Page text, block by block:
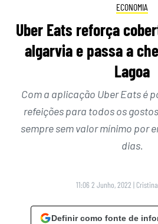
ECONOMIA
Uber Eats reforça
algarvia e passa a
Lagoa
Com a aplicação Uber Eats é
refeições para todos os
sempre sem valor mínimo por
dias.
11:06 2 Junho, 2022 |
Definir como fonte de